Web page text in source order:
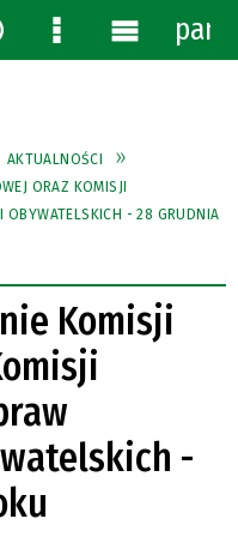
AKTUALNOŚCI
ORAZ KOMISJI
OBYWATELSKICH - 28 GRUDNIA
Komisji
-
MenuMenu